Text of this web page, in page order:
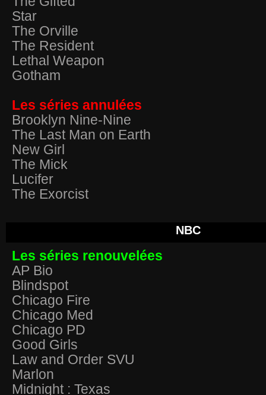
Star
The Orville
The Resident
Lethal Weapon
Gotham
Les séries annulées
Brooklyn Nine-Nine
The Last Man on Earth
New Girl
The Mick
Lucifer
The Exorcist
NBC
Les séries renouvelées
AP Bio
Blindspot
Chicago Fire
Chicago Med
Chicago PD
Good Girls
Law and Order SVU
Marlon
Midnight : Texas